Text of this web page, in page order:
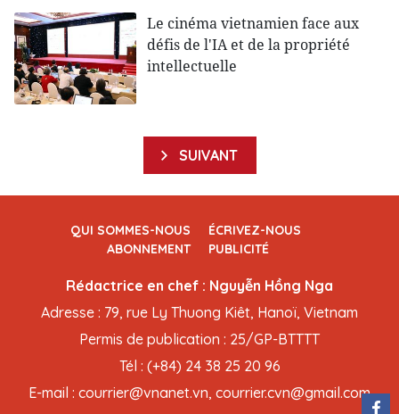
Le cinéma vietnamien face aux
défis de l'IA et de la propriété
intellectuelle
SUIVANT
QUI SOMMES-NOUS
ÉCRIVEZ-NOUS
ABONNEMENT
PUBLICITÉ
Rédactrice en chef : Nguyễn Hồng Nga
Adresse : 79, rue Ly Thuong Kiêt, Hanoï, Vietnam
Permis de publication : 25/GP-BTTTT
Tél : (+84) 24 38 25 20 96
E-mail : courrier@vnanet.vn, courrier.cvn@gmail.com